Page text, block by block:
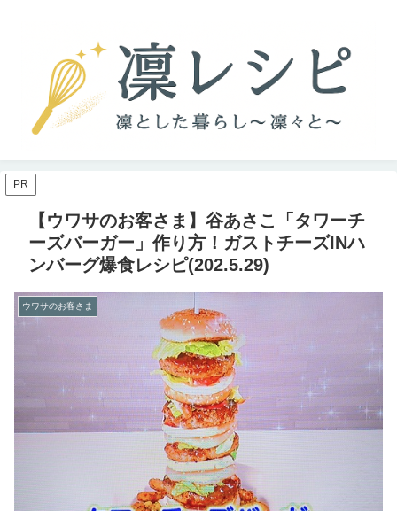
PR
【ウワサのお客さま】谷あさこ「タワーチ
ーズバーガー」作り方！ガストチーズINハ
ンバーグ爆食レシピ(202.5.29)
ウワサのお客さま